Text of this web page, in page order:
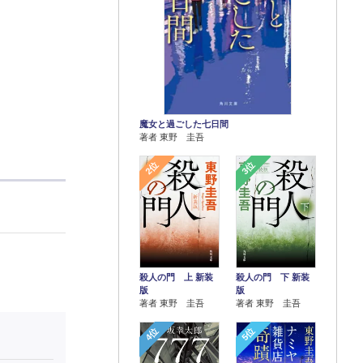
魔女と過ごした七日間
著者 東野 圭吾
2位
殺人の門 上 新装
版
著者 東野 圭吾
3位
殺人の門 下 新装
版
著者 東野 圭吾
4位 5位